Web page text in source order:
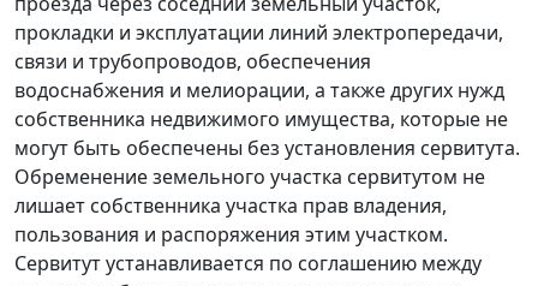
прокладки и эксплуатации линий электропередачи,
связи и трубопроводов, обеспечения
водоснабжения и мелиорации, а также других нужд
собственника недвижимого имущества, которые не
могут быть обеспечены без установления сервитута.
Обременение земельного участка сервитутом не
лишает собственника участка прав владения,
пользования и распоряжения этим участком.
Сервитут устанавливается по соглашению между